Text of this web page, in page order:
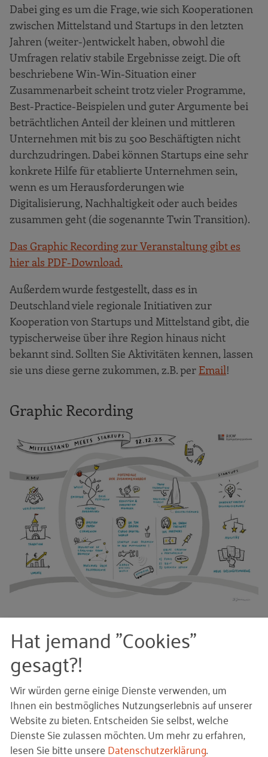
Dabei ging es um die Frage, wie sich Kooperationen
zwischen Mittelstand und Startups in den letzten
Jahren (weiter-)entwickelt haben, obwohl die
Umfragen relativ stabile Ergebnisse zeigt. Die oft
beschriebene Win-Win-Situation einer
Zusammenarbeit scheint trotz vieler Programme,
Best-Practice-Beispielen und guter Argumente bei
beträchtlichen Anteil der kleinen und mittleren
Unternehmen mit bis zu 500 Beschäftigten nicht
durchzudringen. Dabei können Startups eine sehr
konkrete Hilfe für etablierte Unternehmen sein,
wenn es um Herausforderungen wie
Digitalisierung, Nachhaltigkeit oder auch beides
zusammen geht (die sogenannte Twin Transition).
Das Graphic Recording zur Veranstaltung gibt es
hier als PDF-Download.
Außerdem wurde festgestellt, dass es in
Deutschland viele regionale Initiativen zur
Kooperation von Startups und Mittelstand gibt, die
typischerweise über ihre Region hinaus nicht
bekannt sind. Sollten Sie Aktivitäten kennen, lassen
sie uns diese gerne zukommen, z.B. per Email!
Graphic Recording
Ihnen gefällt dieser Beitrag? Teilen Sie ihn mit anderen:
Bleiben Sie auf dem Laufenden!
Hat jemand "Cookies"
gesagt?!
Wir würden gerne einige Dienste verwenden, um
Ihnen ein bestmögliches Nutzungserlebnis auf unserer
Website zu bieten. Entscheiden Sie selbst, welche
Dienste Sie zulassen möchten.Um mehr zu erfahren,
lesen Sie bitte unsereDatenschutzerklärung.